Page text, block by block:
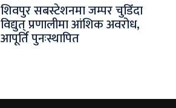
शिवपुर सबस्टेशनमा जम्पर चुडिँदा
विद्युत् प्रणालीमा आंशिक अवरोध,
आपूर्ति पुनःस्थापित